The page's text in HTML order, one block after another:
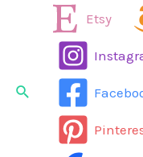
Rechercher
Etsy